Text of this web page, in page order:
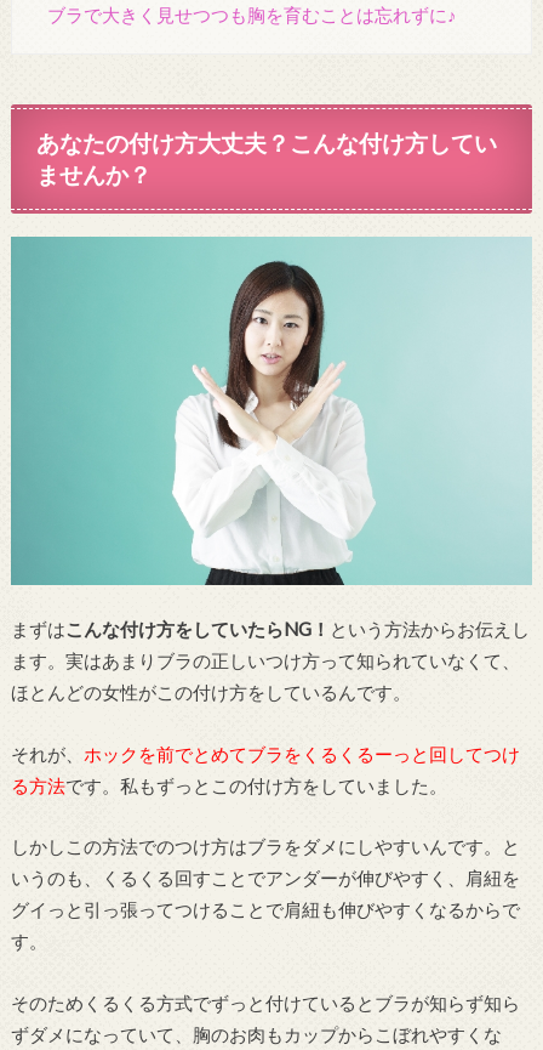
ブラで大きく見せつつも胸を育むことは忘れずに♪
あなたの付け方大丈夫？こんな付け方してい
ませんか？
まずはこんな付け方をしていたらNG！ という方法からお伝えし
ます。実はあまりブラの正しいつけ方って知られていなくて、
ほとんどの女性がこの付け方をしているんです。
それが、 ホックを前でとめてブラをくるくるーっと回してつけ
る方法です。私もずっとこの付け方をしていました。
しかしこの方法でのつけ方はブラをダメにしやすいんです。と
いうのも、くるくる回すことでアンダーが伸びやすく、肩紐を
グイっと引っ張ってつけることで肩紐も伸びやすくなるからで
す。
そのためくるくる方式でずっと付けているとブラが知らず知ら
ずダメになっていて、胸のお肉もカップからこぼれやすくな